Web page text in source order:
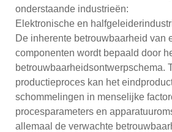
onderstaande industrieën:
Elektronische en
De inherente betrouwbaarheid van
componenten wordt bepaald door
betrouwbaarheidsontwerpschema.
productieproces kan het
schommelingen in menselijke
procesparameters en
allemaal de verwachte